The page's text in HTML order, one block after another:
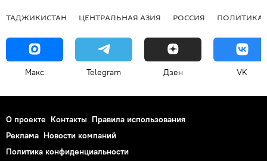
ТАДЖИКИСТАН ЦЕНТРАЛЬНАЯ АЗИЯ РОССИЯ ПОЛИТИКА
Макс Telegram Дзен VK
О проекте Контакты Правила использования
Реклама Новости компаний
Политика конфиденциальности